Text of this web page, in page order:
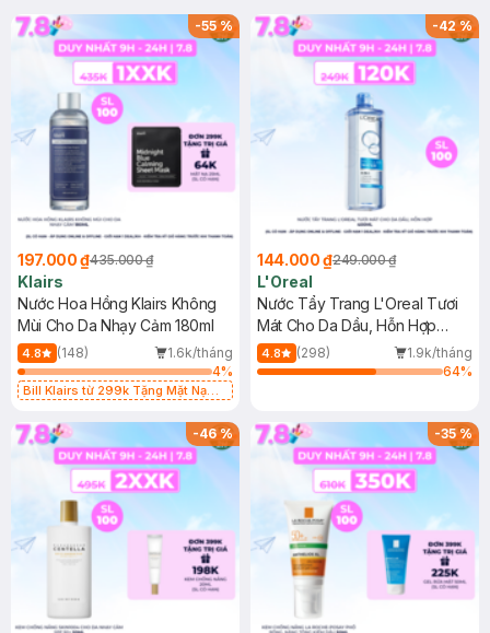
-55%
197.000 ₫435.000 ₫
Klairs
Nước Hoa Hồng Klairs Không
Mùi Cho Da Nhạy Cảm 180ml
4.8 (148)
1.6k/tháng
4%
Bill Klairs từ 299k Tặng Mặt Nạ
25ml (SL Có Hạn)
-42%
144.000 ₫249.000 ₫
L'Oreal
Nước Tẩy Trang L'Oreal Tươi
Mát Cho Da Dầu, Hỗn Hợp
400ml
4.8 (298)
1.9k/tháng
64%
-46% -35%